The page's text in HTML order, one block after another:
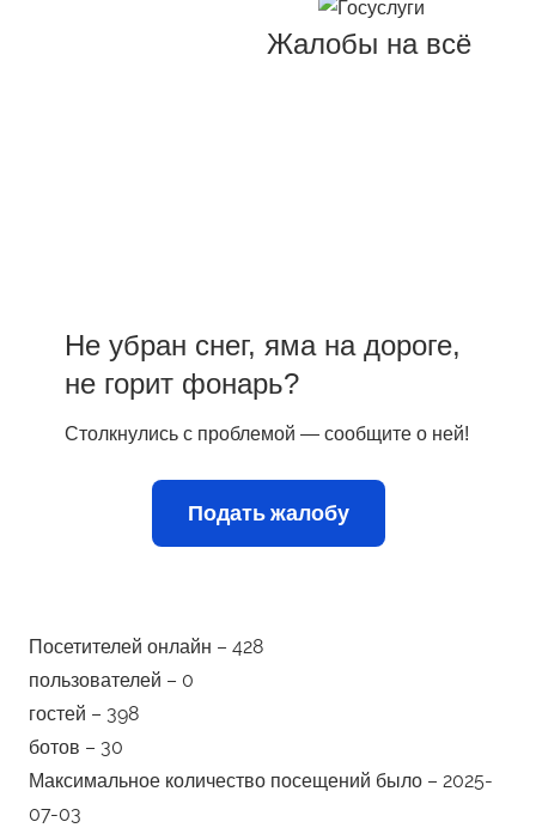
Жалобы на всё
Не убран снег, яма на дороге,
не горит фонарь?
Столкнулись с проблемой — сообщите о ней!
Подать жалобу
Посетителей онлайн – 428
пользователей – 0
гостей – 398
ботов – 30
Максимальное количество посещений было – 2025-
07-03